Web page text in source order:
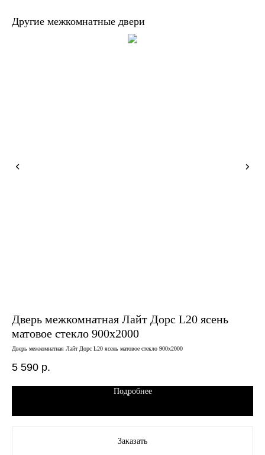
Другие межкомнатные двери
Дверь межкомнатная Лайт Дорс L20 ясень
матовое стекло 900х2000
Дверь межкомнатная Лайт Дорс L20 ясень матовое стекло 900х2000
5 590 р.
Подробнее
Заказать